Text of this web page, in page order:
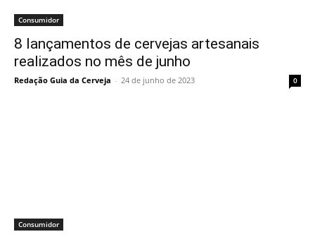
Consumidor
8 lançamentos de cervejas artesanais
realizados no mês de junho
Redação Guia da Cerveja - 24 de junho de 2023 0
Consumidor